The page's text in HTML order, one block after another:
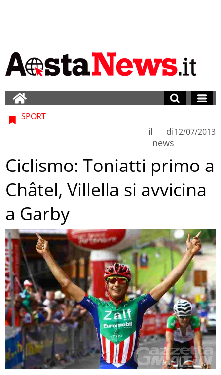
SPORT
di
news
il 12/07/2013
Ciclismo: Toniatti primo a
Châtel, Villella si avvicina
a Garby